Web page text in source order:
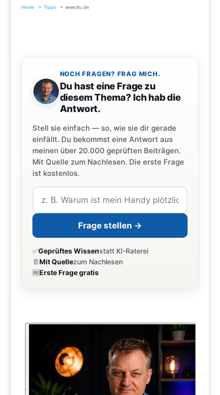
Home Tipps www.ltu.de
NOCH FRAGEN? FRAG MICH.
Du hast eine Frage zu
diesem Thema? Ich hab die
Antwort.
Stell sie einfach — so, wie sie dir gerade
einfällt. Du bekommst eine Antwort aus
meinen über 20.000 geprüften Beiträgen.
Mit Quelle zum Nachlesen. Die erste Frage
ist kostenlos.
Frage stellen →
✅Geprüftes Wissenstatt KI-Raterei
📄Mit Quellezum Nachlesen
🆓Erste Frage gratis